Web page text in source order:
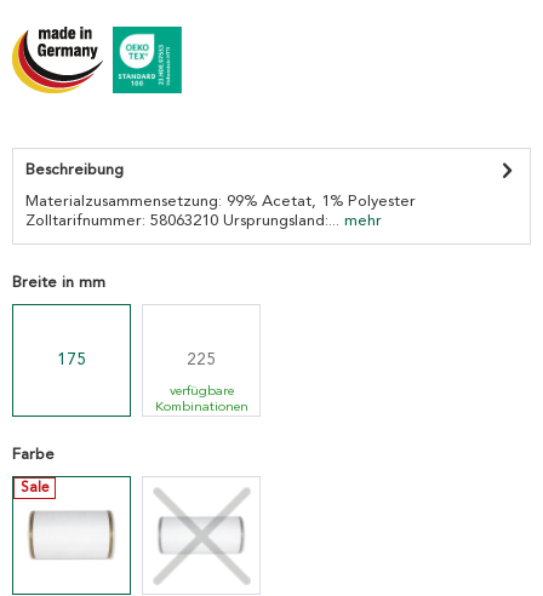
Beschreibung
Materialzusammensetzung: 99% Acetat, 1% Polyester
Zolltarifnummer: 58063210 Ursprungsland:... mehr
Breite in mm
175 225
verfügbare
Kombinationen
Farbe
Sale